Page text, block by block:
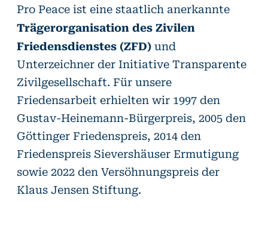
Pro Peace ist eine staatlich anerkannte
Trägerorganisation des Zivilen
Friedensdienstes (ZFD)und
Unterzeichner der Initiative Transparente
Zivilgesellschaft. Für unsere
Friedensarbeit erhielten wir 1997 den
Gustav-Heinemann-Bürgerpreis, 2005 den
Göttinger Friedenspreis, 2014 den
Friedenspreis Sievershäuser Ermutigung
sowie 2022 den Versöhnungspreis der
Klaus Jensen Stiftung.